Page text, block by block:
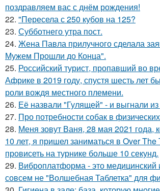
поздравляем вас с днём рождения!
22. "Пересела с 250 кубов на 125?
23. Субботнего утра пост.
24. Жена Павла прилучного сделала
Мужем Прошли до Конца".
25. Российский турист, пропавший во
Африке в 2019 году, спустя шесть лет
роли вождя местного племени.
26. Её назвали "Гулящей" - и выгнали
27. Про потребности собак в физических
28. Меня зовут Ваня, 28 мая 2021 года,
10 лет, я пришел заниматься в Over The
провисеть на турнике больше 10 секунд.
29. Виброплатформа - это медицинский
совсем не "Волшебная Таблетка" для